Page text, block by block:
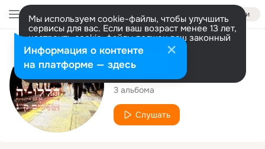
Войти
Мы используем cookie-файлы, чтобы улучшить
сервисы для вас. Если ваш возраст менее 13 лет,
настроить cookie-файлы должен ваш законный
представитель. Больше информации
Разрешить все Настроить
Исполнитель
מתן אלון
3 альбома
Слушать
Информация о контенте
на платформе — здесь